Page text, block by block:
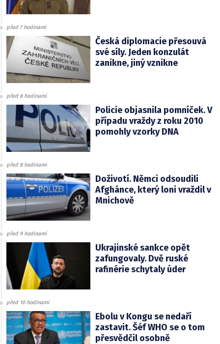
před 7 hodinami
Česká diplomacie přesouvá
své síly. Jeden konzulát
zanikne, jiný vznikne
před 8 hodinami
Policie objasnila pomníček. V
případu vraždy z roku 2010
pomohly vzorky DNA
před 8 hodinami
Doživotí. Němci odsoudili
Afghánce, který loni vraždil v
Mnichově
před 9 hodinami
Ukrajinské sankce opět
zafungovaly. Dvě ruské
rafinérie schytaly úder
před 10 hodinami
Ebolu v Kongu se nedaří
zastavit. Šéf WHO se o tom
přesvědčil osobně